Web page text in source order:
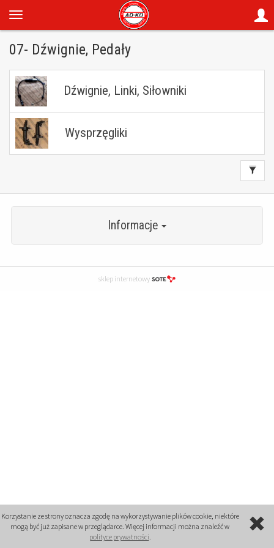
07- Dźwignie, Pedały
Dźwignie, Linki, Siłowniki
Wysprzęgliki
Informacje
sklep internetowy
Korzystanie ze strony oznacza zgodę na wykorzystywanie plików cookie, niektóre
mogą być już zapisane w przeglądarce. Więcej informacji można znaleźć w
polityce prywatności.